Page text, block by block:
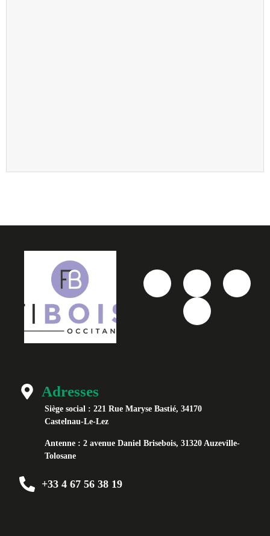
Adresses
Siège social :221 Rue Maryse Bastié, 34170
Castelnau-Le-Lez
Antenne : 2 avenue Daniel Brisebois, 31320 Auzeville-
Tolosane
+33 4 67 56 38 19